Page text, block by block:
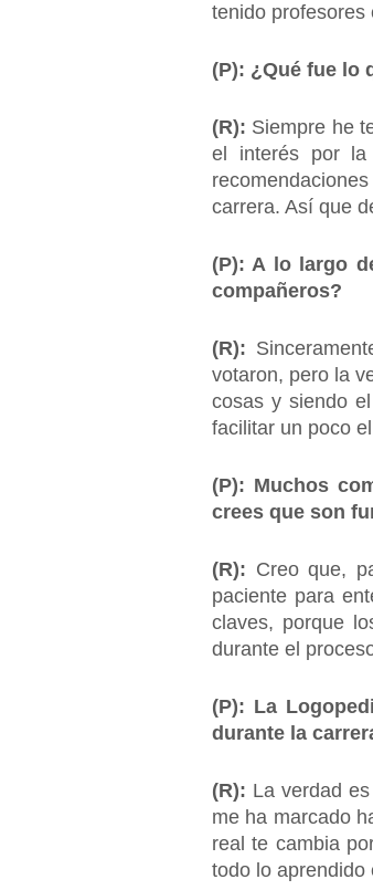
tenido profesores
(P): ¿Qué fue lo
(R): Siempre he
el interés por la
carrera. Así que
(P): A lo largo
compañeros?
(R):
votaron, pero la
cosas y siendo
facilitar un poco
(P): Muchos
crees que son
(R): Creo que,
paciente para
claves, porque
durante el
(P): La
durante la
(R): La verdad
me ha marcado
real te cambia
todo lo aprendido